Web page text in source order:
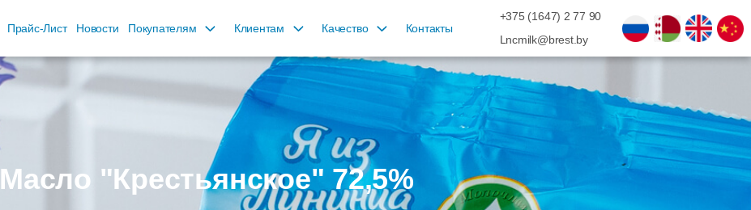
Прайс-Лист Новости Покупателям Клиентам Качество Контакты
+375 (1647) 2 77 90
Lncmilk@brest.by
Масло "Крестьянское" 72,5%